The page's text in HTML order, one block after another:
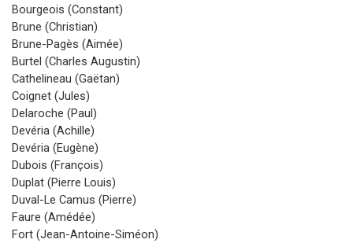
Bourgeois (Constant)
Brune (Christian)
Brune-Pagès (Aimée)
Burtel (Charles Augustin)
Cathelineau (Gaëtan)
Coignet (Jules)
Delaroche (Paul)
Devéria (Achille)
Devéria (Eugène)
Dubois (François)
Duplat (Pierre Louis)
Duval-Le Camus (Pierre)
Faure (Amédée)
Fort (Jean-Antoine-Siméon)